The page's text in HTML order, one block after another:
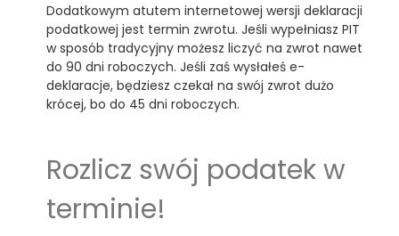
Dodatkowym atutem internetowej wersji deklaracji
podatkowej jest termin zwrotu. Jeśli wypełniasz PIT
w sposób tradycyjny możesz liczyć na zwrot nawet
do 90 dni roboczych. Jeśli zaś wysłałeś e-
deklaracje, będziesz czekał na swój zwrot dużo
krócej, bo do 45 dni roboczych.
Rozlicz swój podatek w
terminie!